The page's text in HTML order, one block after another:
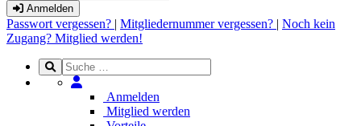
Anmelden
Passwort vergessen? | Mitgliedernummer vergessen? | Noch kein
Zugang? Mitglied werden!
Anmelden
Mitglied werden